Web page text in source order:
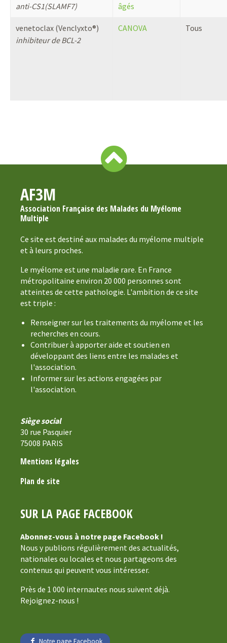
anti-CS1(SLAMF7)
âgés
venetoclax (Venclyxto®)
inhibiteur de BCL-2
CANOVA Tous
AF3M
Association Française des Malades du Myélome
Multiple
Ce site est destiné aux malades du myélome multiple
et à leurs proches.
Le myélome est une maladie rare. En France
métropolitaine environ 20 000 personnes sont
atteintes de cette pathologie. L'ambition de ce site
est triple :
Renseigner sur les traitements du myélome et les
recherches en cours.
Contribuer à apporter aide et soutien en
développant des liens entre les malades et
l'association.
Informer sur les actions engagées par
l'association.
Siège social
30 rue Pasquier
75008 PARIS
Mentions légales
Plan de site
SUR LA PAGE FACEBOOK
Abonnez-vous à notre page Facebook !
Nous y publions régulièrement des actualités,
nationales ou locales et nous partageons des
contenus qui peuvent vous intéresser.
Près de 1 000 internautes nous suivent déjà.
Rejoignez-nous !
Notre page Facebook